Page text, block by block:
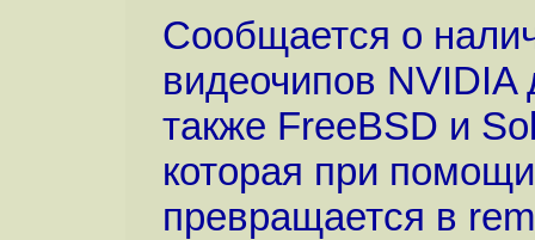
Сообщается о
видеочипов
также FreeBSD и
которая при
превращается в